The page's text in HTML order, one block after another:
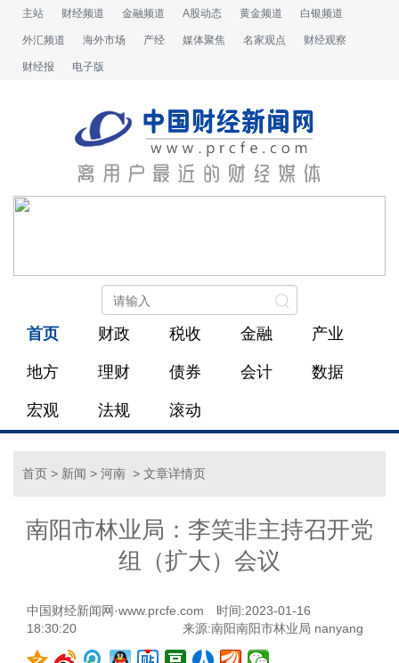
主站 财经频道 金融频道 A股动态 黄金频道 白银频道
外汇频道 海外市场 产经 媒体聚焦 名家观点 财经观察
财经报 电子版
首页 财政 税收 金融 产业
地方 理财 债券 会计 数据
宏观 法规 滚动
首页 > 新闻 > 河南 > 文章详情页
南阳市林业局：李笑非主持召开党
组（扩大）会议
中国财经新闻网·www.prcfe.com
时间:2023-01-16
18:30:20
来源:南阳南阳市林业局 nanyang